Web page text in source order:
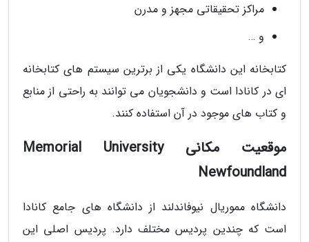
مراکز تحقیقاتی مجهز و مدرن
و …
کتابخانه این دانشگاه یکی از برترین سیستم های کتابخانه
ای در کانادا است و دانشجویان می توانند به راحتی از منابع
و کتاب های موجود در آن استفاده کنند.
موقعیت مکانی Memorial University
Newfoundland
دانشگاه مموریال نیوفاندلند از دانشگاه های جامع کانادا
است که چندین پردیس مختلف دارد. پردیس اصلی این